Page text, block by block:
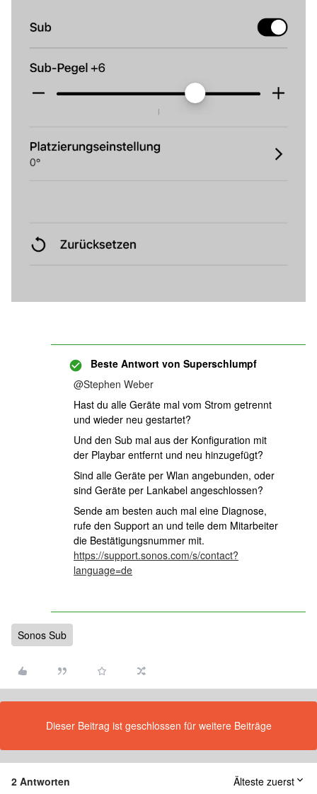
Beste Antwort von Superschlumpf
@Stephen Weber
Hast du alle Geräte mal vom Strom getrennt
und wieder neu gestartet?
Und den Sub mal aus der Konfiguration mit
der Playbar entfernt und neu hinzugefügt?
Sind alle Geräte per Wlan angebunden, oder
sind Geräte per Lankabel angeschlossen?
Sende am besten auch mal eine Diagnose,
rufe den Support an und teile dem Mitarbeiter
die Bestätigungsnummer mit.
https://support.sonos.com/s/contact?
language=de
Sonos Sub
Dieser Beitrag ist geschlossen für weitere Beiträge
2 Antworten Älteste zuerst